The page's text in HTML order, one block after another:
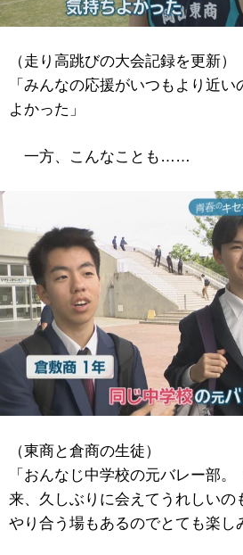
（走り高跳びの大会記録を更新）
「みんなの応援がいつもより近
よかった」
一方、こんなことも……
（東商と倉商の生徒）
「おんなじ中学校の元バレー部
来、久しぶりに会えてうれしいの
やり合う場もあるのでとても楽し